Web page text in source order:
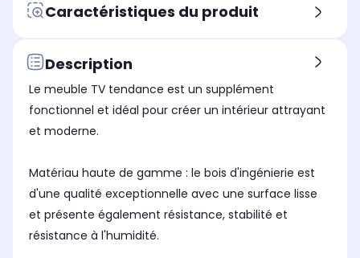
Caractéristiques du produit
Description
Le meuble TV tendance est un supplément
fonctionnel et idéal pour créer un intérieur attrayant
et moderne.
Matériau haute de gamme : le bois d'ingénierie est
d'une qualité exceptionnelle avec une surface lisse
et présente également résistance, stabilité et
résistance à l'humidité.